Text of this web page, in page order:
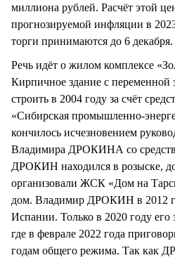
миллиона рублей. Расчёт этой
прогнозируемой инфляции в
торги принимаются до 6 декабря.
Речь идёт о жилом комплексе
Кирпичное здание с переменной
строить в 2004 году за счёт
«Сибирская промышленно-
кончилось исчезновением
Владимира ДРОКИНА со
ДРОКИН находился в розыске,
организовали ЖСК «Дом на
дом. Владимир ДРОКИН в 2012
Испании. Только в 2020 году его
где в феврале 2022 года
годам общего режима. Так как